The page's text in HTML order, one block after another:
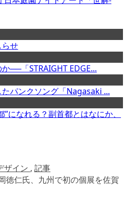
らせ
──「STRAIGHT EDGE...
パンクソング「Nagasaki ...
”になれる？副首都とはなにか、
ザイン , 記事
徳仁氏、九州で初の個展を佐賀